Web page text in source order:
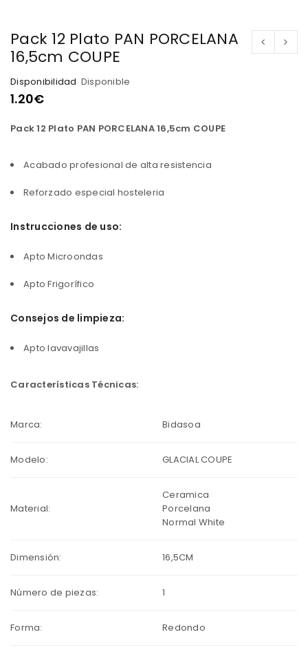
Pack 12 Plato PAN PORCELANA
16,5cm COUPE
Disponibilidad Disponible
1.20€
Pack 12 Plato PAN PORCELANA 16,5cm COUPE
Acabado profesional de alta resistencia
Reforzado especial hosteleria
Instrucciones de uso:
Apto Microondas
Apto Frigorífico
Consejos de limpieza:
Apto lavavajillas
Características Técnicas:
Marca: Bidasoa
Modelo: GLACIAL COUPE
Material:
Ceramica
Porcelana
Normal White
Dimensión: 16,5CM
Número de piezas: 1
Forma: Redondo